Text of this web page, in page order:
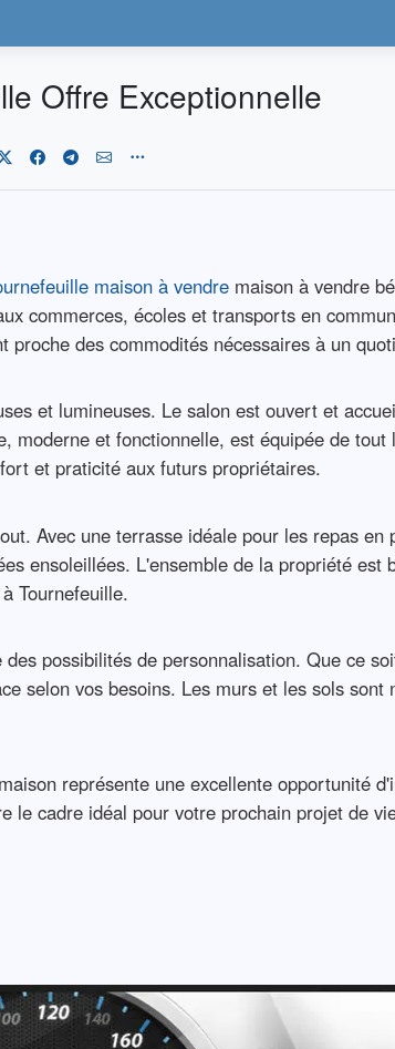
Offre Exceptionnelle
maison à vendremaison à vendre
commerces, écoles et transports en
des commodités nécessaires à un
et lumineuses. Le salon est ouvert et
moderne et fonctionnelle, est équipée de
et praticité aux futurs propriétaires.
Avec une terrasse idéale pour les repas
ensoleillées. L'ensemble de la propriété
Tournefeuille.
possibilités de personnalisation. Que ce
selon vos besoins. Les murs et les sols
représente une excellente opportunité
le cadre idéal pour votre prochain projet de